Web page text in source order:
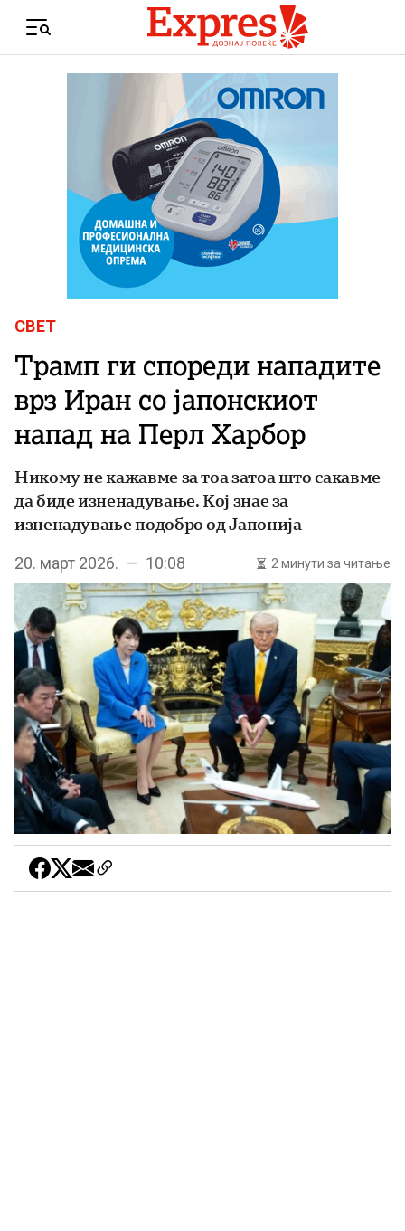
Menu
СВЕТ
Трамп ги спореди нападите
врз Иран со јапонскиот
напад на Перл Харбор
Никому не кажавме за тоа затоа што сакавме
да биде изненадување. Кој знае за
изненадување подобро од Јапонија
20. март 2026. — 10:08 2 минути за читање